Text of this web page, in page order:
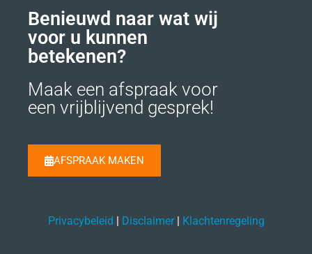
Benieuwd naar wat wij
voor u kunnen
betekenen?
Maak een afspraak voor
een vrijblijvend gesprek!
AFSPRAAK MAKEN
Privacybeleid Disclaimer| Klachtenregeling